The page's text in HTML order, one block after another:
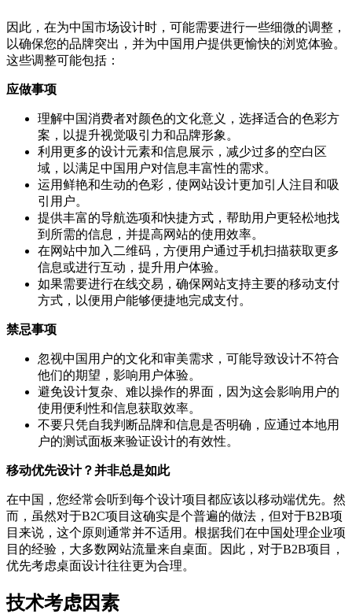
因此，在为中国市场设计时，可能需要进行一些细微的调整，
以确保您的品牌突出，并为中国用户提供更愉快的浏览体验。
这些调整可能包括：
应做事项
理解中国消费者对颜色的文化意义，选择适合的色彩方
案，以提升视觉吸引力和品牌形象。
利用更多的设计元素和信息展示，减少过多的空白区
域，以满足中国用户对信息丰富性的需求。
运用鲜艳和生动的色彩，使网站设计更加引人注目和吸
引用户。
提供丰富的导航选项和快捷方式，帮助用户更轻松地找
到所需的信息，并提高网站的使用效率。
在网站中加入二维码，方便用户通过手机扫描获取更多
信息或进行互动，提升用户体验。
如果需要进行在线交易，确保网站支持主要的移动支付
方式，以便用户能够便捷地完成支付。
禁忌事项
忽视中国用户的文化和审美需求，可能导致设计不符合
他们的期望，影响用户体验。
避免设计复杂、难以操作的界面，因为这会影响用户的
使用便利性和信息获取效率。
不要只凭自我判断品牌和信息是否明确，应通过本地用
户的测试面板来验证设计的有效性。
移动优先设计？并非总是如此
在中国，您经常会听到每个设计项目都应该以移动端优先。然
而，虽然对于B2C项目这确实是个普遍的做法，但对于B2B项
目来说，这个原则通常并不适用。根据我们在中国处理企业项
目的经验，大多数网站流量来自桌面。因此，对于B2B项目，
优先考虑桌面设计往往更为合理。
技术考虑因素